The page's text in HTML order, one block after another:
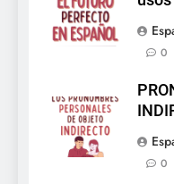
0
0